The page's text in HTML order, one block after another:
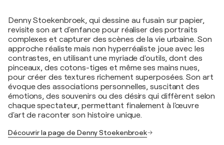
Denny Stoekenbroek, qui dessine au fusain sur papier,
revisite son art d'enfance pour réaliser des portraits
complexes et capturer des scènes de la vie urbaine. Son
approche réaliste mais non hyperréaliste joue avec les
contrastes, en utilisant une myriade d'outils, dont des
pinceaux, des cotons-tiges et même ses mains nues,
pour créer des textures richement superposées. Son art
évoque des associations personnelles, suscitant des
émotions, des souvenirs ou des désirs qui diffèrent selon
chaque spectateur, permettant finalement à l'œuvre
d'art de raconter son histoire unique.
Découvrir la page de Denny Stoekenbroek